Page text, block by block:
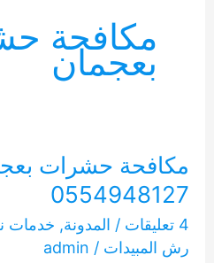
مكافحة
بعجمان
مكافحة حشرات
0554948127
4 تعليقات / المدونة, خدمات
رش المبيدات /
admin